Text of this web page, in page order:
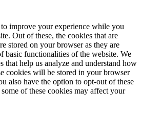
improve your experience while you
Out of these, the cookies that are
stored on your browser as they are
basic functionalities of the website. We
that help us analyze and understand how
cookies will be stored in your browser
also have the option to opt-out of these
of these cookies may affect your